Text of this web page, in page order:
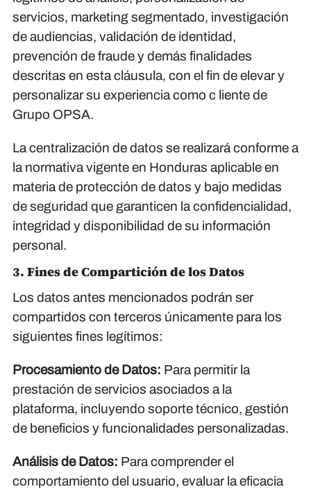
servicios, marketing segmentado, investigación
de audiencias, validación de identidad,
prevención de fraude y demás finalidades
descritas en esta cláusula, con el fin de elevar y
personalizar su experiencia como c liente de
Grupo OPSA.
La centralización de datos se realizará conforme a
la normativa vigente en Honduras aplicable en
materia de protección de datos y bajo medidas
de seguridad que garanticen la confidencialidad,
integridad y disponibilidad de su información
personal.
3. Fines de Compartición de los Datos
Los datos antes mencionados podrán ser
compartidos con terceros únicamente para los
siguientes fines legítimos:
Procesamiento de Datos: Para permitir la
prestación de servicios asociados a la
plataforma, incluyendo soporte técnico, gestión
de beneficios y funcionalidades personalizadas.
Análisis de Datos: Para comprender el
comportamiento del usuario, evaluar la eficacia